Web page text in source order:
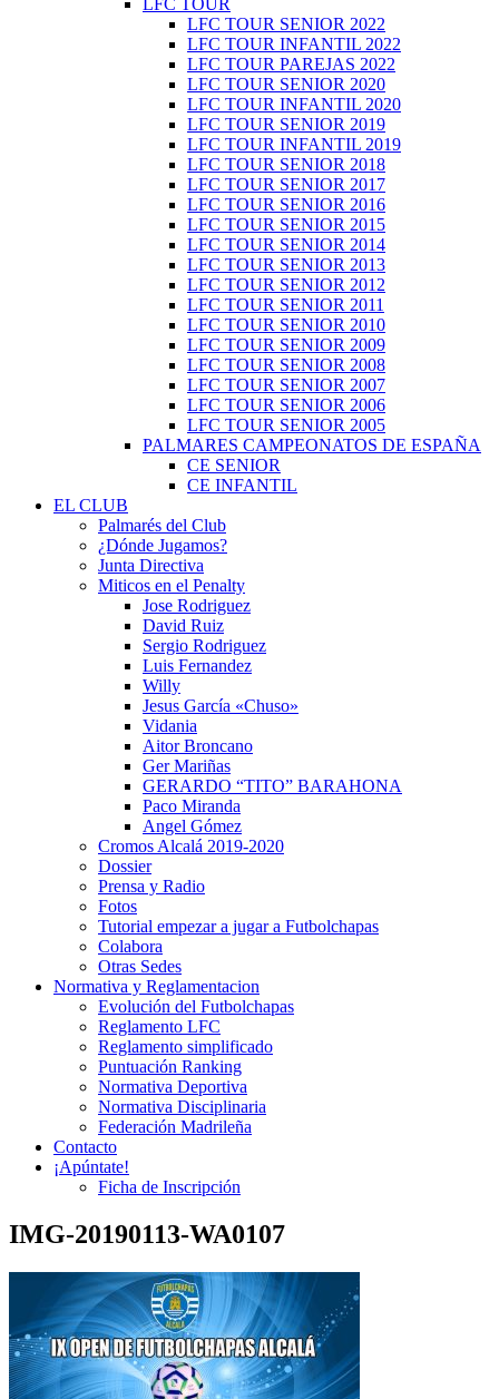
LFC TOUR
LFC TOUR SENIOR 2022
LFC TOUR INFANTIL 2022
LFC TOUR PAREJAS 2022
LFC TOUR SENIOR 2020
LFC TOUR INFANTIL 2020
LFC TOUR SENIOR 2019
LFC TOUR INFANTIL 2019
LFC TOUR SENIOR 2018
LFC TOUR SENIOR 2017
LFC TOUR SENIOR 2016
LFC TOUR SENIOR 2015
LFC TOUR SENIOR 2014
LFC TOUR SENIOR 2013
LFC TOUR SENIOR 2012
LFC TOUR SENIOR 2011
LFC TOUR SENIOR 2010
LFC TOUR SENIOR 2009
LFC TOUR SENIOR 2008
LFC TOUR SENIOR 2007
LFC TOUR SENIOR 2006
LFC TOUR SENIOR 2005
PALMARES CAMPEONATOS DE ESPAÑA
CE SENIOR
CE INFANTIL
EL CLUB
Palmarés del Club
¿Dónde Jugamos?
Junta Directiva
Miticos en el Penalty
Jose Rodriguez
David Ruiz
Sergio Rodriguez
Luis Fernandez
Willy
Jesus García «Chuso»
Vidania
Aitor Broncano
Ger Mariñas
GERARDO “TITO” BARAHONA
Paco Miranda
Angel Gómez
Cromos Alcalá 2019-2020
Dossier
Prensa y Radio
Fotos
Tutorial empezar a jugar a Futbolchapas
Colabora
Otras Sedes
Normativa y Reglamentacion
Evolución del Futbolchapas
Reglamento LFC
Reglamento simplificado
Puntuación Ranking
Normativa Deportiva
Normativa Disciplinaria
Federación Madrileña
Contacto
¡Apúntate!
Ficha de Inscripción
IMG-20190113-WA0107